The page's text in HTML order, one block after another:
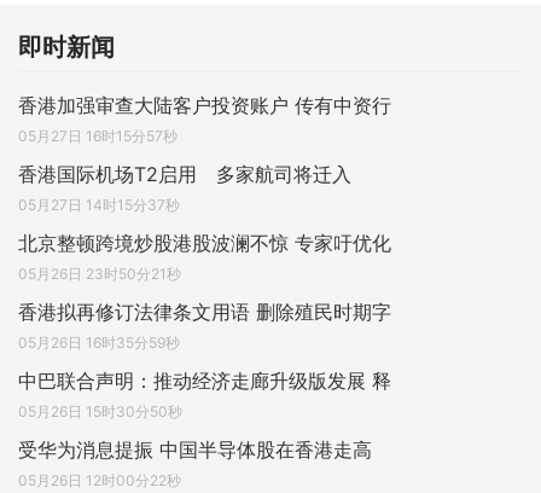
即时新闻
香港加强审查大陆客户投资账户 传有中资行
05月27日 16时15分57秒
香港国际机场T2启用 多家航司将迁入
05月27日 14时15分37秒
北京整顿跨境炒股港股波澜不惊 专家吁优化
05月26日 23时50分21秒
香港拟再修订法律条文用语 删除殖民时期字
05月26日 16时35分59秒
中巴联合声明：推动经济走廊升级版发展 释
05月26日 15时30分50秒
受华为消息提振 中国半导体股在香港走高
05月26日 12时00分22秒